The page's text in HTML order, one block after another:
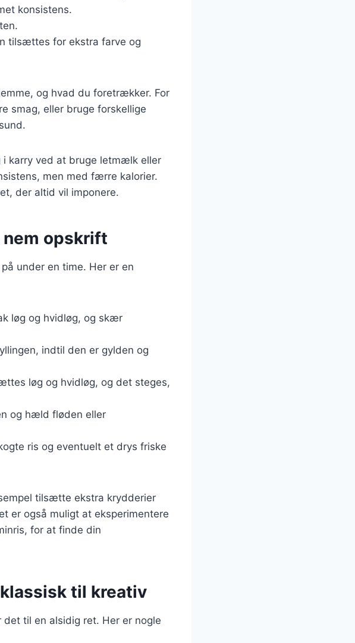
konsistens.
tilsættes for ekstra farve og
og hvad du foretrækker. For
smag, eller bruge forskellige
i karry ved at bruge letmælk eller
men med færre kalorier.
der altid vil imponere.
nem opskrift
under en time. Her er en
løg og hvidløg, og skær
indtil den er gylden og
løg og hvidløg, og det steges,
og hæld fløden eller
ris og eventuelt et drys friske
tilsætte ekstra krydderier
er også muligt at eksperimentere
for at finde din
til kreativ
det til en alsidig ret. Her er nogle